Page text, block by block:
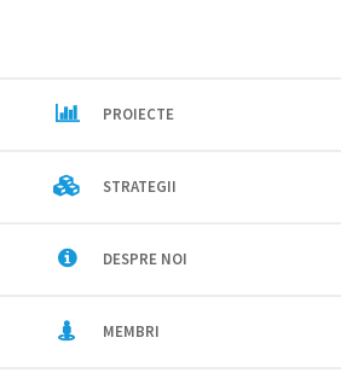
PROIECTE
STRATEGII
DESPRE NOI
MEMBRI